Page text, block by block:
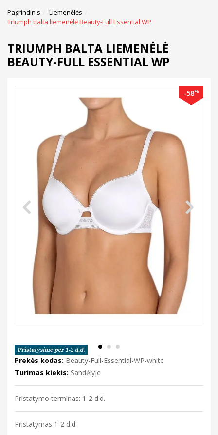
Pagrindinis
Liemenėlės
Triumph balta liemenėlė Beauty-Full Essential WP
TRIUMPH BALTA LIEMENĖLĖ
BEAUTY-FULL ESSENTIAL WP
-58%
Prekės kodas: Beauty-Full-Essential-WP-white
Turimas kiekis: Sandėlyje
Pristatymo terminas: 1-2 d.d.
Pristatymas 1-2 d.d.